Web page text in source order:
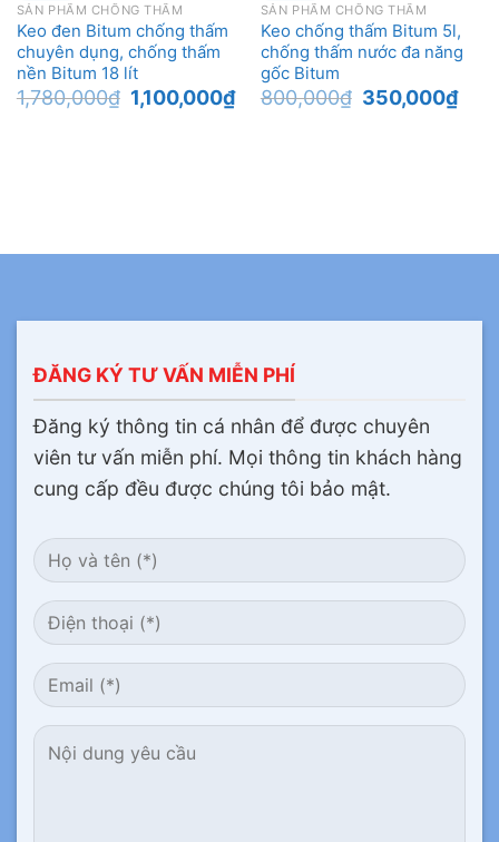
SẢN PHẨM CHỐNG THẤM
Keo đen Bitum chống thấm
chuyên dụng, chống thấm
nền Bitum 18 lít
1,780,000₫ Original
price
1,100,000₫Current
price
SẢN PHẨM CHỐNG THẤM
Keo chống thấm Bitum 5l,
chống thấm nước đa năng
gốc Bitum
800,000₫ Original
price
350,000₫
price
ĐĂNG KÝ TƯ VẤN MIỄN PHÍ
Đăng ký thông tin cá nhân để được chuyên
viên tư vấn miễn phí. Mọi thông tin khách hàng
cung cấp đều được chúng tôi bảo mật.